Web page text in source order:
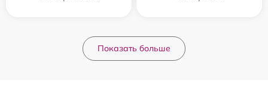
Показать больше